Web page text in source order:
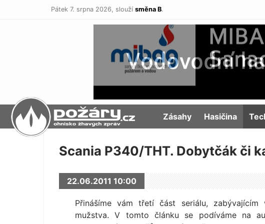
Pátek 7. srpna 2026, slouží směna B.
POŽÁRY.cz Zásahy Hasičina
Scania P340/THT. Dobytčák či
22.06.2011 10:00
Přinášíme vám třetí část seriálu,
mužstva. V tomto článku se podíváme na